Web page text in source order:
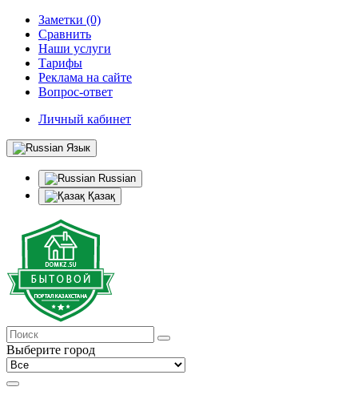
Заметки (0)
Сравнить
Наши услуги
Тарифы
Реклама на сайте
Вопрос-ответ
Личный кабинет
Язык
Russian
Қазақ
Выберите город